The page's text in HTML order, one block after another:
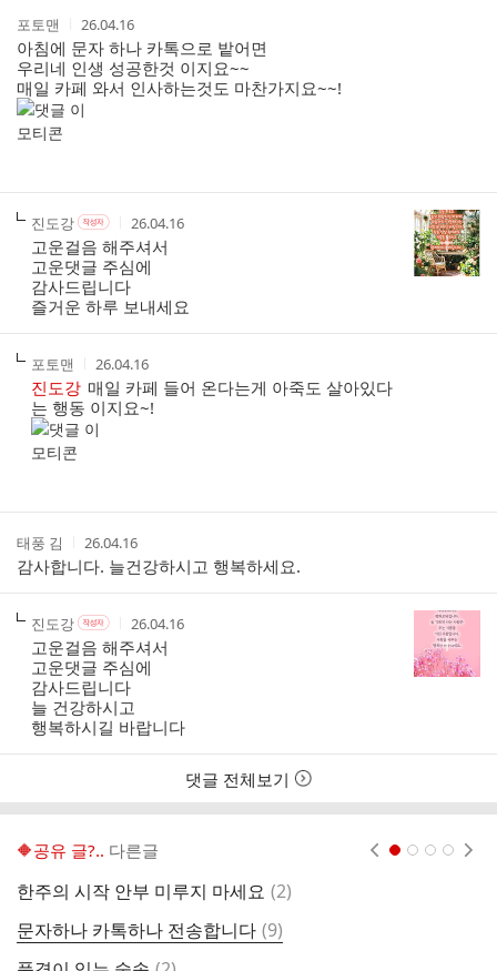
작
성
자
포토맨
작
성
시
간
26.04.16
아침에 문자 하나 카톡으로 밭어면
우리네 인생 성공한것 이지요~~
매일 카페 와서 인사하는것도 마찬가지요~~!
작
성
자
진도강작
성
자
본
인
여
부
작
성
자
작
성
시
간
26.04.16
고운걸음 해주셔서
고운댓글 주심에
감사드립니다
즐거운 하루 보내세요
작
성
자
포토맨
작
성
시
간
26.04.16
진도강 매일 카페 들어 온다는게 아죽도 살아있다
는 행동 이지요~!
작
성
자
태풍 김
작
성
시
간
26.04.16
감사합니다. 늘건강하시고 행복하세요.
작
성
자
진도강작
성
자
본
인
여
부
작
성
자
작
성
시
간
26.04.16
고운걸음 해주셔서
고운댓글 주심에
감사드립니다
늘 건강하시고
행복하시길 바랍니다
댓글 전체보기
🔶️공유 글?.. 다른글
한주의 시작 안부 미루지 마세요 댓
(2)
문자하나 카톡하나 전송합니다 댓
글
(9)